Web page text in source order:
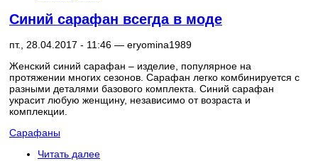
Синий сарафан всегда в моде
пт., 28.04.2017 - 11:46 — eryomina1989
Женский синий сарафан – изделие, популярное на
протяжении многих сезонов. Сарафан легко комбинируется с
разными деталями базового комплекта. Синий сарафан
украсит любую женщину, независимо от возраста и
комплекции.
Сарафаны
Читать далее